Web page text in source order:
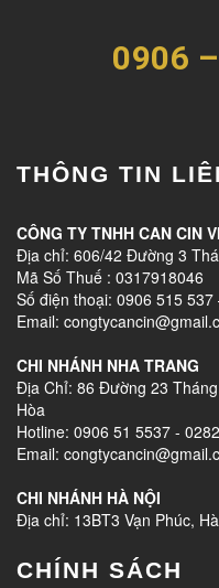
0906
THÔNG TIN
CÔNG TY TNHH CAN CIN
Địa chỉ: 606/42 Đường 3
Mã Số Thuế : 0317918046
Số điện thoại: 0906 515
Email:
CHI NHÁNH NHA TRANG
Địa Chỉ: 86 Đường 23
Hòa
Hotline: 0906 51 5537 -
Email:
CHI NHÁNH HÀ NỘI
Địa chỉ: 13BT3 Vạn Phúc,
CHÍNH SÁCH